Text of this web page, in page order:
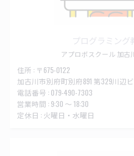
プログラミング
アプロボスクール 加古
住所 : 〒675-0122
加古川市別府町別府891 第329川辺
電話番号 : 079-490-7303
営業時間 : 9:30 ～ 18:30
定休日 : 火曜日・水曜日